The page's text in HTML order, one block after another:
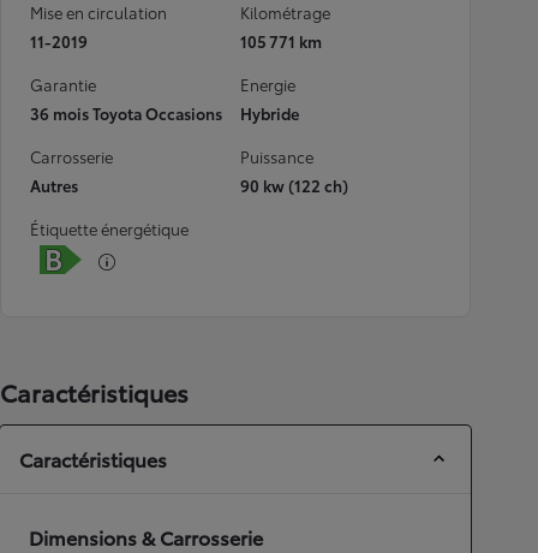
Mise en circulation
11-2019
Kilométrage
105 771 km
Garantie
36 mois Toyota Occasions
Energie
Hybride
Carrosserie
Autres
Puissance
90 kw (122 ch)
Étiquette énergétique
Caractéristiques
Caractéristiques
Dimensions & Carrosserie